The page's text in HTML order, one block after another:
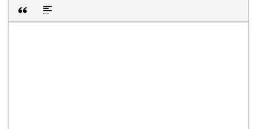
Вставка цитаты
Вставка спойлера